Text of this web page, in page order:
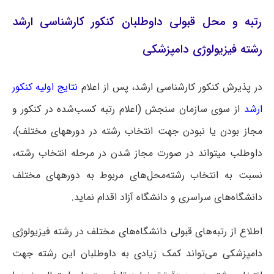
رتبه و محل قبولی داوطلبان کنکور کارشناسی ارشد
رشته فیزیولوژی دامپزشکی
در پذیرش کنکور کارشناسی ارشد، پس از اعلام نتایج اولیه کنکور
ارشد از سوی سازمان سنجش (اعلام رتبه کسب‌شده در کنکور و
مجاز بودن یا نبودن جهت انتخاب رشته در دوره‎های مختلف)،
داوطلب می‎تواند در صورت مجاز شدن در مرحله انتخاب رشته،
نسبت به انتخاب رشته‌محل‌های مربوط به دوره‎های مختلف
دانشگاه‌های سراسری و دانشگاه آزاد اقدام نماید.
اطلاع از رتبه‌های قبولی دانشگاه‌های مختلف در رشته فیزیولوژی
دامپزشکی می‌تواند کمک زیادی به داوطلبان این رشته جهت